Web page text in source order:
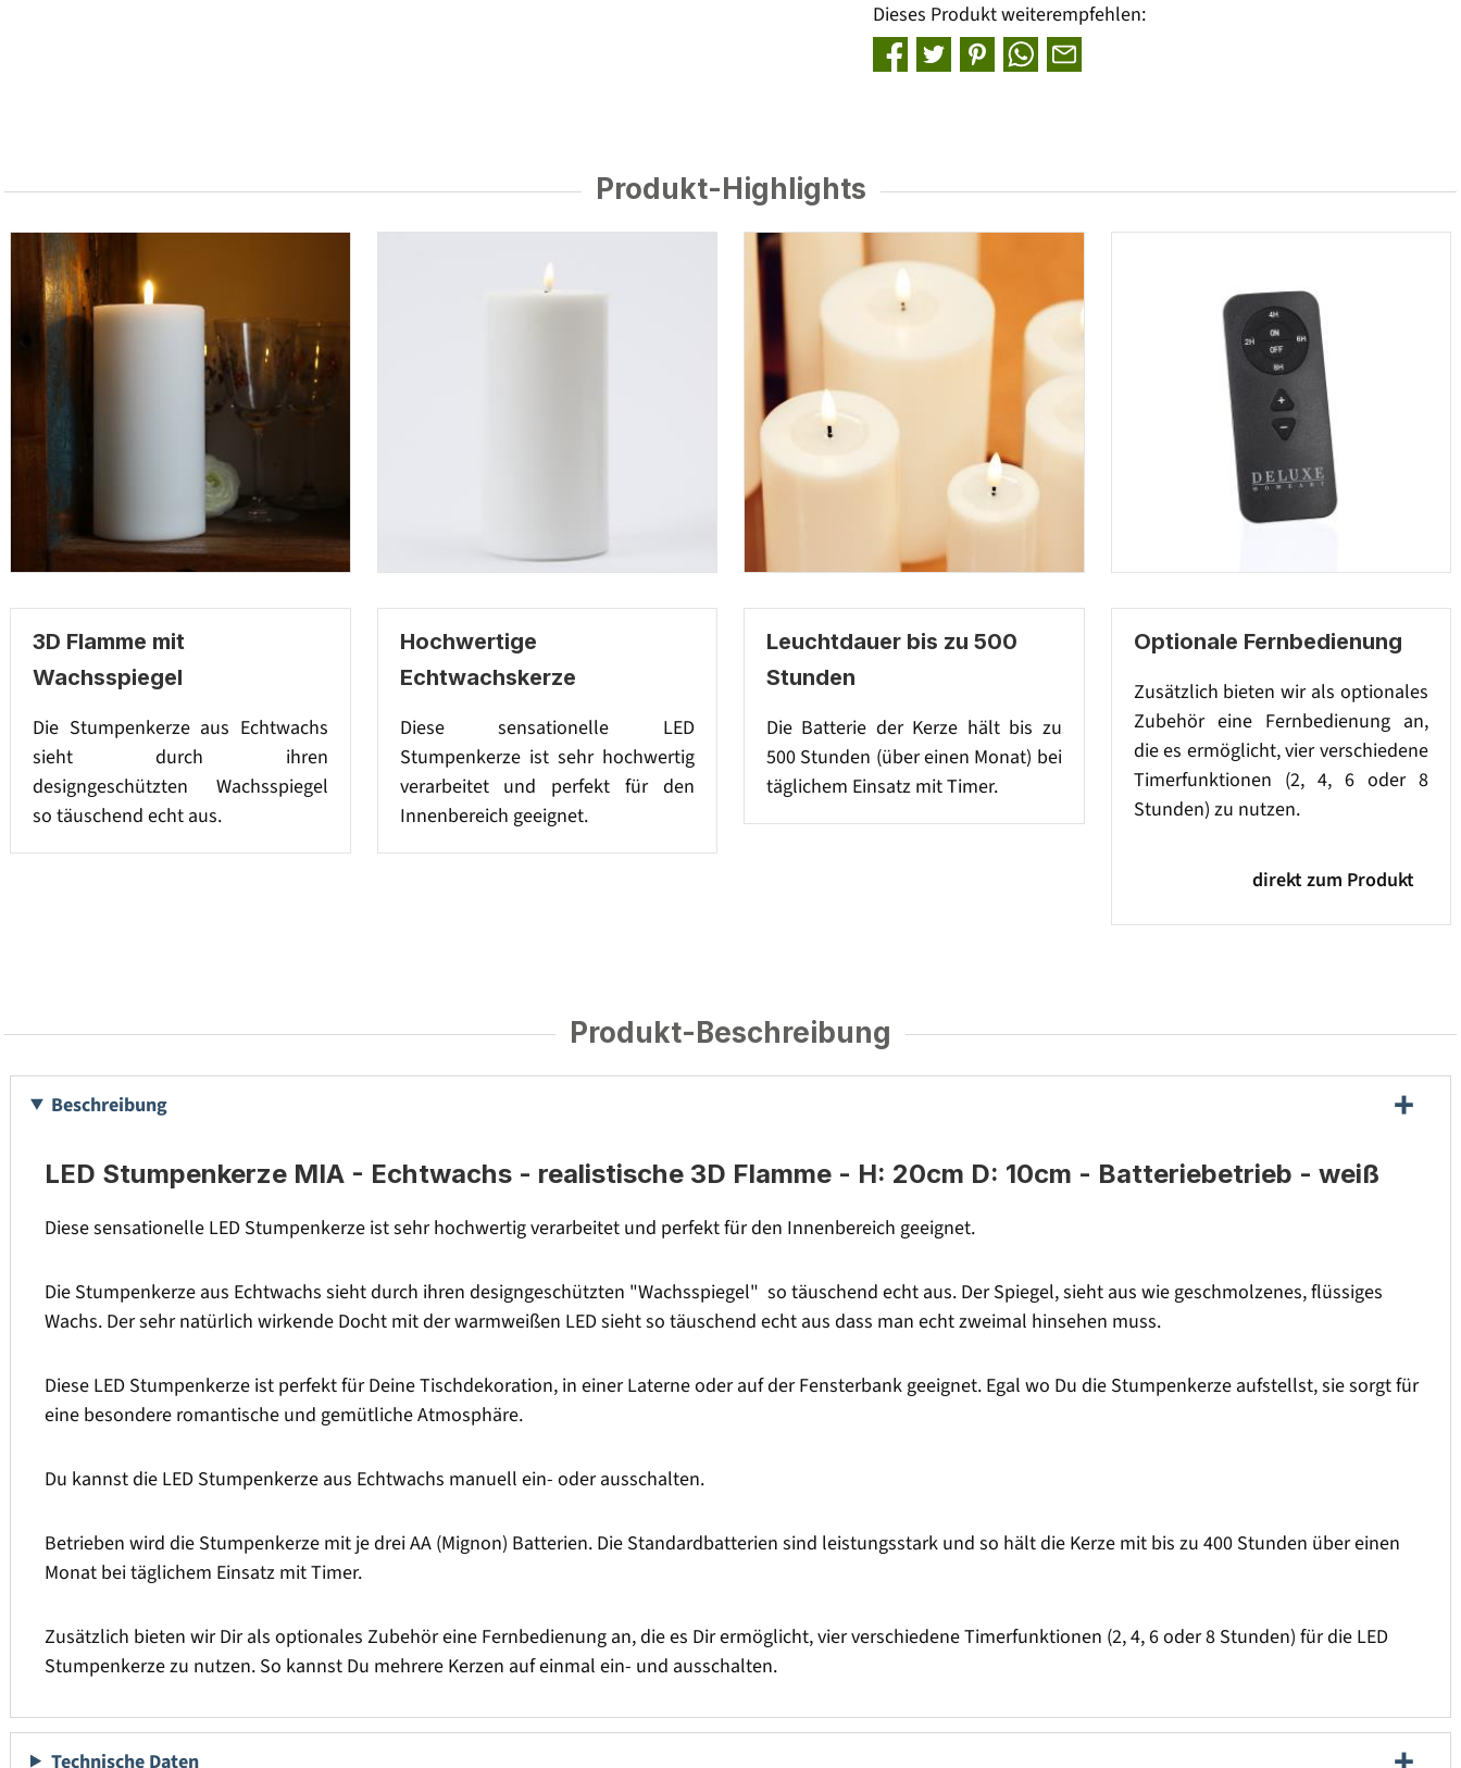
Dieses Produkt weiterempfehlen:
Produkt-Highlights
3D Flamme mit
Wachsspiegel
Die Stumpenkerze aus Echtwachs
sieht durch ihren
designgeschützten Wachsspiegel
so täuschend echt aus.
Hochwertige
Echtwachskerze
Diese sensationelle LED
Stumpenkerze ist sehr hochwertig
verarbeitet und perfekt für den
Innenbereich geeignet.
Leuchtdauer bis zu 500
Stunden
Die Batterie der Kerze hält bis zu
500 Stunden (über einen Monat) bei
täglichem Einsatz mit Timer.
Optionale Fernbedienung
Zusätzlich bieten wir als optionales
Zubehör eine Fernbedienung an,
die es ermöglicht, vier verschiedene
Timerfunktionen (2, 4, 6 oder 8
Stunden) zu nutzen.
direkt zum Produkt
Produkt-Beschreibung
Beschreibung
LED Stumpenkerze MIA - Echtwachs - realistische 3D Flamme - H: 20cm D: 10cm - Batteriebetrieb - weiß
Diese sensationelle LED Stumpenkerze ist sehr hochwertig verarbeitet und perfekt für den Innenbereich geeignet.
Die Stumpenkerze aus Echtwachs sieht durch ihren designgeschützten "Wachsspiegel" so täuschend echt aus. Der Spiegel, sieht aus wie geschmolzenes, flüssiges
Wachs. Der sehr natürlich wirkende Docht mit der warmweißen LED sieht so täuschend echt aus dass man echt zweimal hinsehen muss.
Diese LED Stumpenkerze ist perfekt für Deine Tischdekoration, in einer Laterne oder auf der Fensterbank geeignet. Egal wo Du die Stumpenkerze aufstellst, sie sorgt für
eine besondere romantische und gemütliche Atmosphäre.
Du kannst die LED Stumpenkerze aus Echtwachs manuell ein- oder ausschalten.
Betrieben wird die Stumpenkerze mit je drei AA (Mignon) Batterien. Die Standardbatterien sind leistungsstark und so hält die Kerze mit bis zu 400 Stunden über einen
Monat bei täglichem Einsatz mit Timer.
Zusätzlich bieten wir Dir als optionales Zubehör eine Fernbedienung an, die es Dir ermöglicht, vier verschiedene Timerfunktionen (2, 4, 6 oder 8 Stunden) für die LED
Stumpenkerze zu nutzen. So kannst Du mehrere Kerzen auf einmal ein- und ausschalten.
Technische Daten